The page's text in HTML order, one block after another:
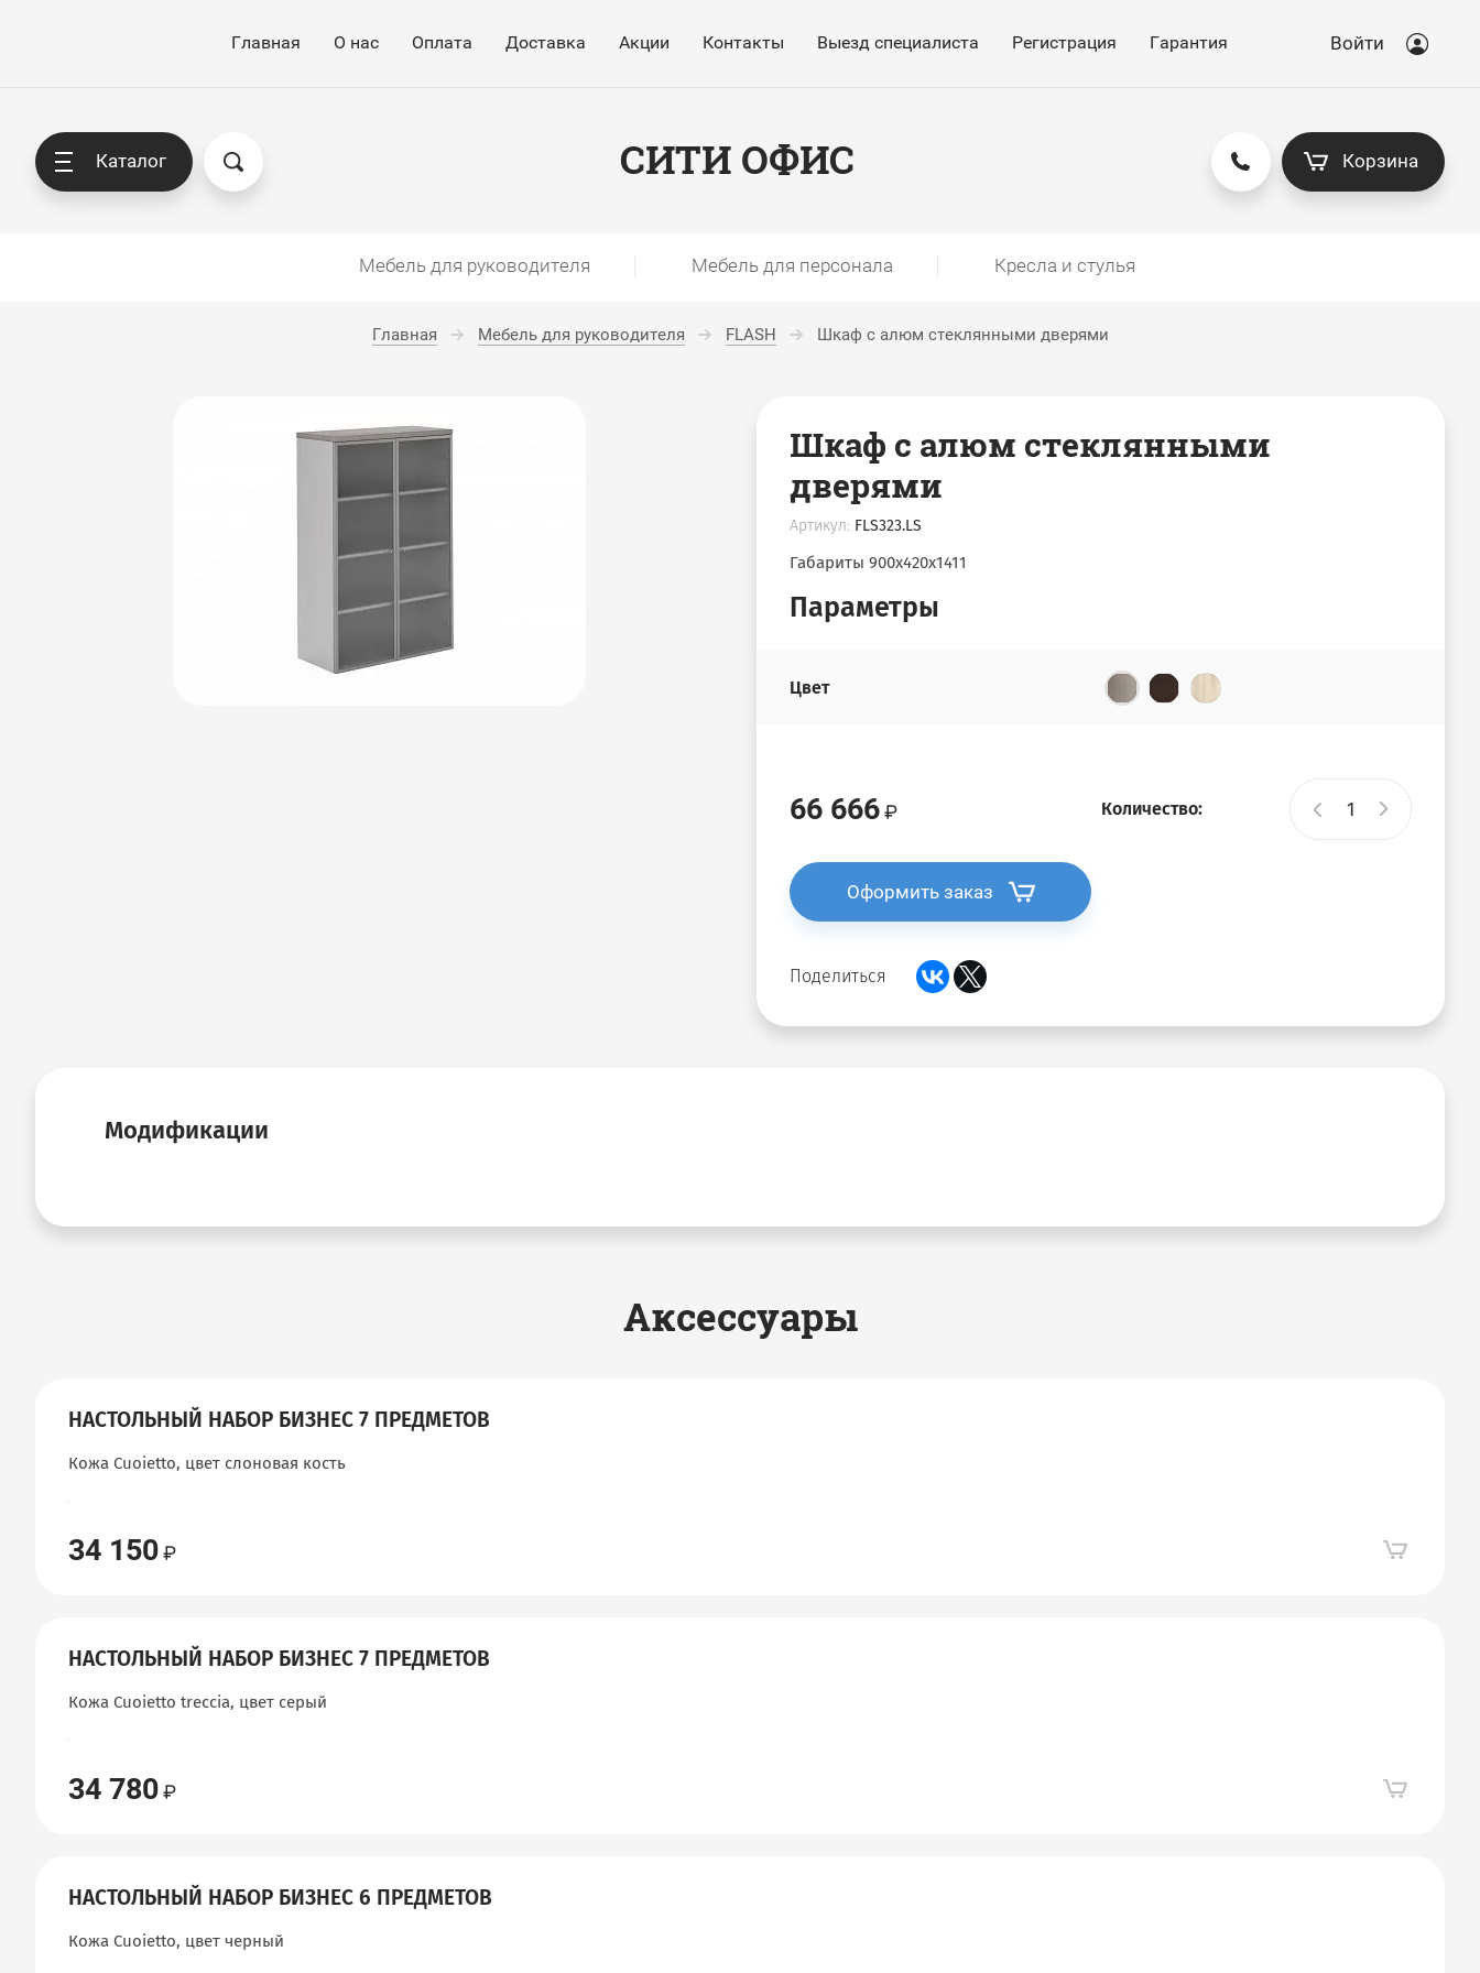
Главная О нас Оплата Доставка Акции Контакты Выезд специалиста Регистрация Гарантия Войти
Каталог СИТИ ОФИС Корзина
Мебель для руководителя Мебель для персонала Кресла и стулья
Главная Мебель для руководителя FLASH Шкаф с алюм стеклянными дверями
Шкаф с алюм стеклянными
дверями
Артикул: FLS323.LS
Габариты 900х420х1411
Параметры
Цвет
66 666 Количество:
Оформить заказ
Поделиться
Модификации
Аксессуары
НАСТОЛЬНЫЙ НАБОР БИЗНЕС 7 ПРЕДМЕТОВ
Кожа Cuoietto, цвет слоновая кость
34 150
НАСТОЛЬНЫЙ НАБОР БИЗНЕС 7 ПРЕДМЕТОВ
Кожа Cuoietto treccia, цвет серый
34 780
НАСТОЛЬНЫЙ НАБОР БИЗНЕС 6 ПРЕДМЕТОВ
Кожа Cuoietto, цвет черный